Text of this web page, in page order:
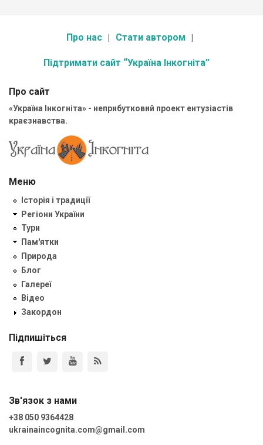
Про нас Стати автором
Підтримати сайт “Україна Інкогніта”
Про сайт
«Україна Інкогніта» - неприбутковий проект ентузіастів
краєзнавства.
Меню
Історія і традиції
Регіони України
Тури
Пам'ятки
Природа
Блог
Галереї
Відео
Закордон
Підпишіться
Зв'язок з нами
+38 050 9364428
ukrainaincognita.com@gmail.com